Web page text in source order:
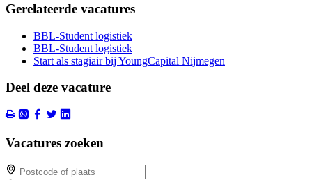
Gerelateerde vacatures
BBL-Student logistiek
BBL-Student logistiek
Start als stagiair bij YoungCapital Nijmegen
Deel deze vacature
Vacatures zoeken